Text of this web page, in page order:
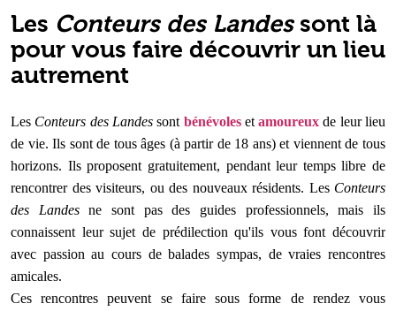
Les Conteurs des Landessont là
pour vous faire découvrir un lieu
autrement
Les Conteurs des Landessont bénévolesetamoureux de leur lieu
de vie. Ils sont de tous âges (à partir de 18 ans) et viennent de tous
horizons. Ils proposent gratuitement, pendant leur temps libre de
rencontrer des visiteurs, ou des nouveaux résidents. Les Conteurs
des Landesne sont pas des guides professionnels, mais ils
connaissent leur sujet de prédilection qu'ils vous font découvrir
avec passion au cours de balades sympas, de vraies rencontres
amicales.
Ces rencontres peuvent se faire sous forme de rendez vous